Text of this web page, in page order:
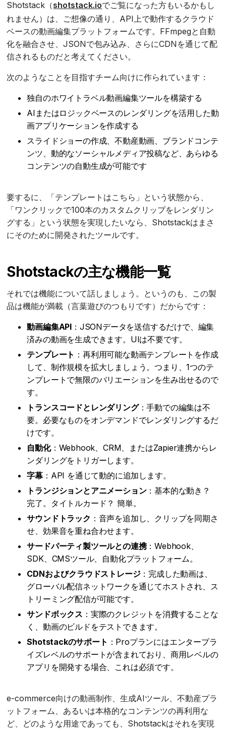
Shotstack（shotstack.ioでご覧になった方もいるかもし
れません）は、ご想像の通り、API上で動作するクラウド
ベースの動画編集プラットフォームです。FFmpegと自動
化を融合させ、JSONで包み込み、さらにCDNを通じて配
信されるものだと考えてください。
次のようなことを目指すチーム向けに作られています：
独自のホワイトラベル動画編集ツールを構築する
AIまたはロジックベースのレンダリングを活用した動
画アプリケーションを作成する
スライドショーの作成、不動産動画、ブランドコンテ
ンツ、動的なソーシャルメディア投稿など、あらゆる
コンテンツの自動生成が可能です
要するに、「テンプレートはこちら」という状態から、
「ワンクリックで100本のカスタムクリップをレンダリン
グする」という状態を実現したいなら、Shotstackはまさ
にそのために開発されたツールです。
Shotstackの主な機能一覧
それでは機能について話しましょう。というのも、この製
品は機能が満載（言葉遊びのつもりです）だからです：
動画編集API ：JSONデータを送信するだけで、編集
済みの動画を生成できます。UIは不要です。
テンプレート ：再利用可能な動画テンプレートを作成
して、制作規模を拡大しましょう。つまり、1つのテ
ンプレートで無限のバリエーションを生み出せるので
す。
トランスコードとレンダリング：手動での編集は不
要。必要なものをオンデマンドでレンダリングするだ
けです。
自動化：Webhook、CRM、またはZapier連携からレ
ンダリングをトリガーします。
字幕 ：API を通じて動的に追加します。
トランジションとアニメーション：基本的な動き？
完了。タイトルカード？ 簡単。
サウンドトラック ：音声を追加し、クリップを同期さ
せ、効果音を重ね合わせます。
サードパーティ製ツールとの連携：Webhook、
SDK、CMSツール、自動化プラットフォーム。
CDNおよびクラウドストレージ：完成した動画は、
グローバル配信ネットワークを通じてホストされ、ス
トリーミング配信が可能です。
サンドボックス ：実際のクレジットを消費することな
く、動画のビルドをテストできます。
Shotstackのサポート ：Proプランにはエンタープラ
イズレベルのサポートが含まれており、商用レベルの
アプリを開発する場合、これは必須です。
e-commerce向けの動画制作、生成AIツール、不動産プラ
ットフォーム、あるいは本格的なコンテンツの再利用な
ど、どのような用途であっても、Shotstackはそれを実現